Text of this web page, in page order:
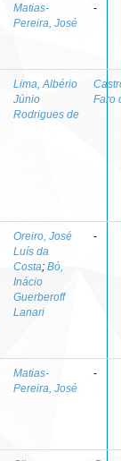
Matias-
Pereira, José
-
Lima, Albério
Júnio
Rodrigues de
Faro
Oreiro, José
Luís da
Costa; Bó,
Inácio
Guerberoff
Lanari
-
Matias-
Pereira, José
-